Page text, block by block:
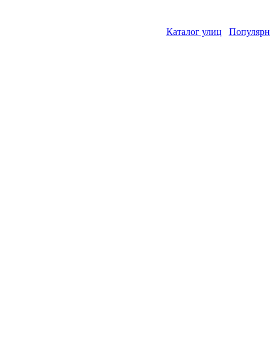
Каталог улиц